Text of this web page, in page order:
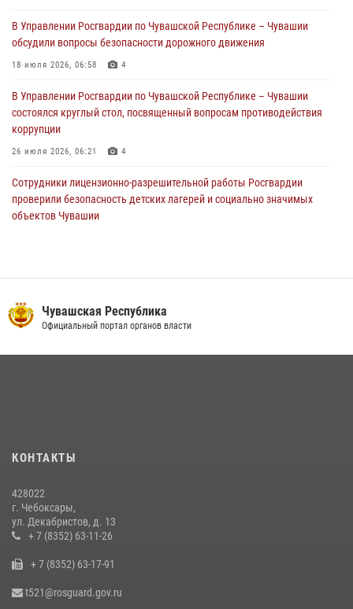
Сотрудник вневедомственной охраны Росгвардии рассказал
корреспонденту Издательского дома «Хыпар» о службе в ВДВ
В Управлении Росгвардии по Чувашской Республике – Чувашии
обсудили вопросы безопасности дорожного движения
18 июля 2026, 06:58 4
В Управлении Росгвардии по Чувашской Республике – Чувашии
состоялся круглый стол, посвященный вопросам противодействия
коррупции
26 июля 2026, 06:21 4
Сотрудники лицензионно-разрешительной работы Росгвардии
проверили безопасность детских лагерей и социально значимых
объектов Чувашии
Чебоксарах
07 июля 2026, 11:01 5
В Чувашии подвели итоги служебной деятельности подразделений
21 июля 2026, 09:15
В преддверии Дня святого князя Владимира в Управлении
Росгвардии по Чувашской Республике – Чувашии состоялась
встреча с священнослужителем
Республике напоминает о правилах обращения с оружием
Чувашская Республика
Официальный портал органов власти
КОНТАКТЫ
428022
г. Чебоксары,
ул. Декабристов, д. 13
+ 7 (8352) 63-11-26
+ 7 (8352) 63-17-91
t521@rosguard.gov.ru